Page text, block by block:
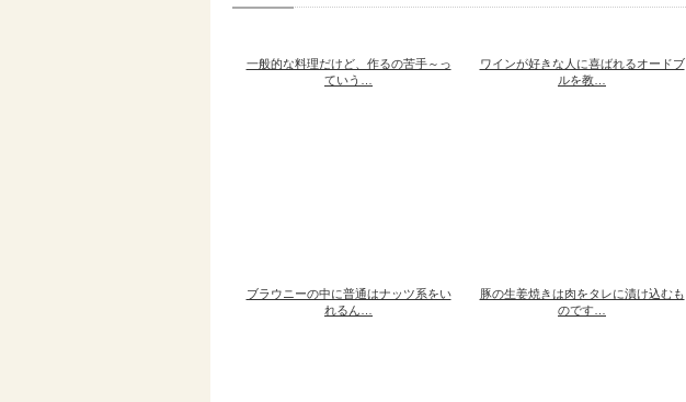
一般的な料理だけど、作るの苦手～っ
ていう…
ワインが好きな人に喜ばれるオードブ
ルを教…
ブラウニーの中に普通はナッツ系をい
れるん…
豚の生姜焼きは肉をタレに漬け込むも
のです…